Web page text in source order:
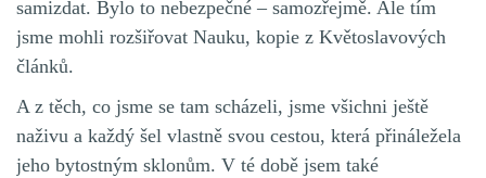
samizdat. Bylo to nebezpečné – samozřejmě. Ale tím
jsme mohli rozšiřovat Nauku, kopie z Květoslavových
článků.
A z těch, co jsme se tam scházeli, jsme všichni ještě
naživu a každý šel vlastně svou cestou, která přináležela
jeho bytostným sklonům. V té době jsem také